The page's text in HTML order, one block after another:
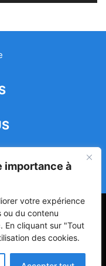
importance à
votre expérience
du contenu
En cliquant sur "Tout
des cookies.
de la Vie Privée: Me
le Bénin à Séoul